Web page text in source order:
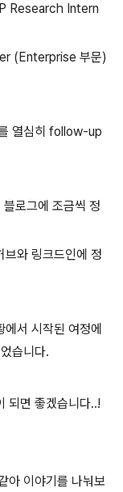
Research Intern
(Enterprise 부문)
열심히 follow-up
로그에 조금씩 정
브와 링크드인에 정
서 시작된 여정에
습니다.
되면 좋겠습니다..!
아 이야기를 나눠보